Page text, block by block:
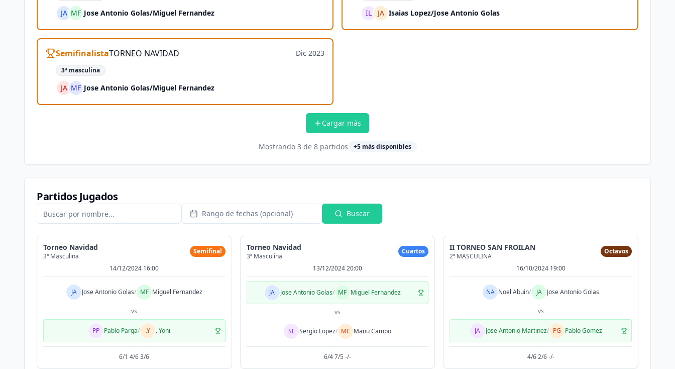
JA MF Jose Antonio Golas/Miguel Fernandez IL JA Isaias Lopez/Jose Antonio Golas
SemifinalistaTORNEO NAVIDAD Dic 2023
3ª masculina
JA MF Jose Antonio Golas/Miguel Fernandez
Cargar más
Mostrando 3 de 8partidos +5más disponibles
Partidos Jugados
Rango de fechas (opcional) Buscar
Torneo Navidad
3ª Masculina
Semifinal
14/12/2024 16:00
JA Jose Antonio Golas/ MF Miguel Fernandez
vs
PP Pablo Parga/ .Y . Yoni
6/1 4/6 3/6
Torneo Navidad
3ª Masculina
Cuartos
13/12/2024 20:00
JA Jose Antonio Golas/ MF Miguel Fernandez
vs
SL Sergio Lopez/ MC Manu Campo
6/4 7/5 -/-
II TORNEO SAN FROILAN
2ª MASCULINA
Octavos
16/10/2024 19:00
NA Noel Abuin/ JA Jose Antonio Golas
vs
JA Jose Antonio Martinez/ PG Pablo Gomez
4/6 2/6 -/-